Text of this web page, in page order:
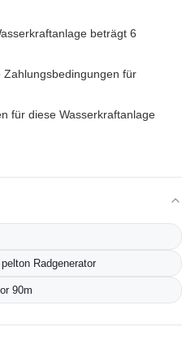
beträgt 6
Zahlungsbedingungen für
für diese Wasserkraftanlage
Radgenerator
90m